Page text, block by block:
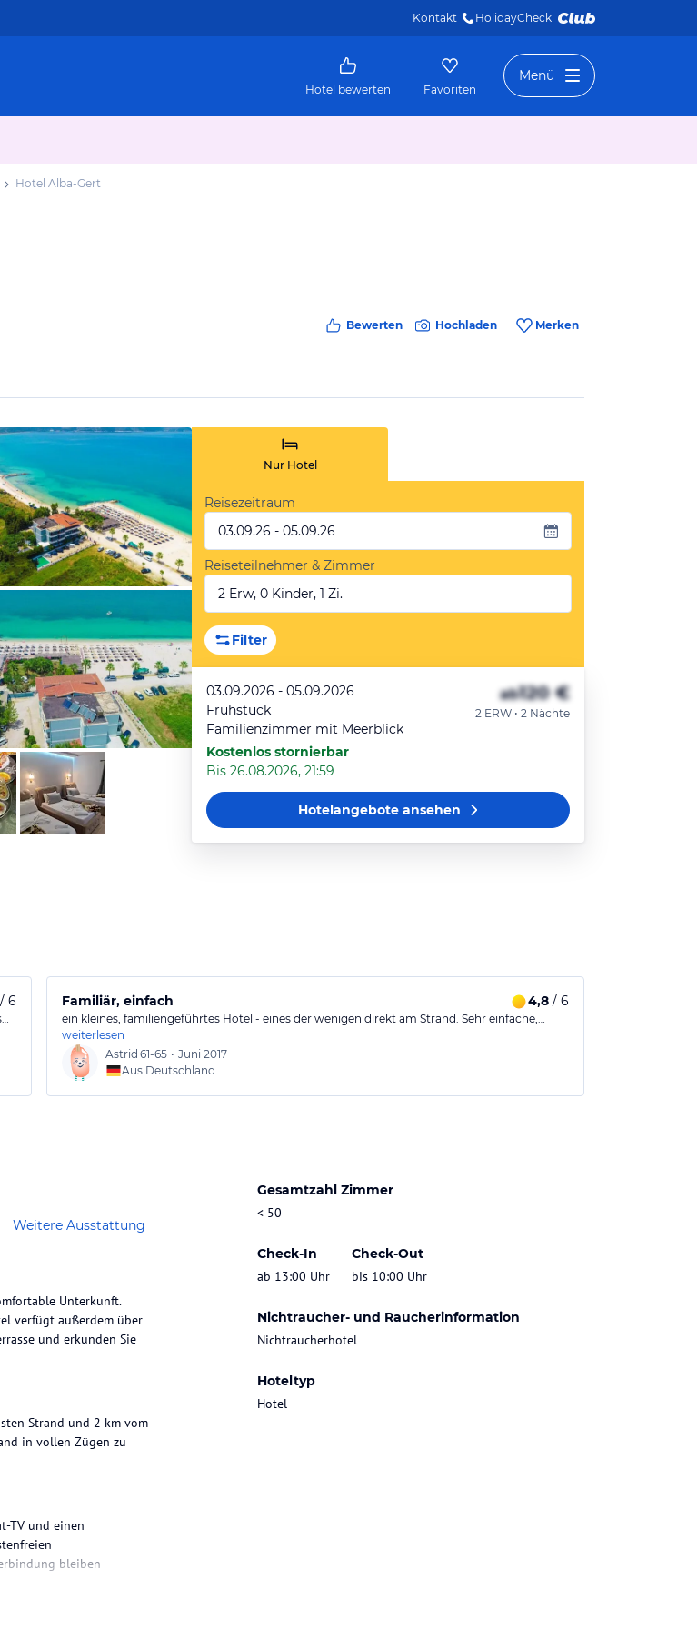
Kontakt HolidayCheck
Hotel bewerten Favoriten
Menü
Hotel Alba-Gert
Bewerten Hochladen Merken
Nur Hotel
Reisezeitraum
03.09.26 - 05.09.26
Reiseteilnehmer & Zimmer
2 Erw, 0 Kinder, 1 Zi.
Filter
03.09.2026 - 05.09.2026
Frühstück
Familienzimmer mit Meerblick
Kostenlos stornierbar
Bis 26.08.2026, 21:59
ab120 €
2 ERW • 2 Nächte
Hotelangeboteansehen
/ 6 Familiär, einfach 4,8 / 6
ein kleines, familiengeführtes Hotel - eines der wenigen direkt am Strand. Sehr einfache,…
weiterlesen
Astrid 61-65 • Juni 2017
Aus Deutschland
Weitere Ausstattung
Gesamtzahl Zimmer
< 50
Check-In
ab 13:00 Uhr
Check-Out
bis 10:00 Uhr
Nichtraucher- und Raucherinformation
Nichtraucherhotel
Hoteltyp
Hotel
Unterkunft.
verfügt außerdem über
und erkunden Sie
Strand und 2 km vom
in vollen Zügen zu
TV und einen
bleiben